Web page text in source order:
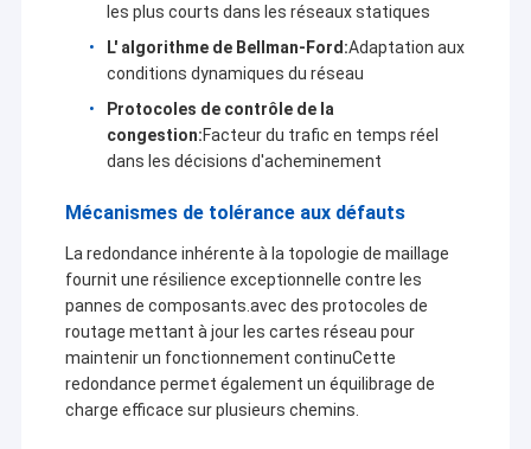
les plus courts dans les réseaux statiques
L' algorithme de Bellman-Ford:Adaptation aux
conditions dynamiques du réseau
Protocoles de contrôle de la
congestion:Facteur du trafic en temps réel
dans les décisions d'acheminement
Mécanismes de tolérance aux défauts
La redondance inhérente à la topologie de maillage
fournit une résilience exceptionnelle contre les
pannes de composants.avec des protocoles de
routage mettant à jour les cartes réseau pour
maintenir un fonctionnement continuCette
redondance permet également un équilibrage de
charge efficace sur plusieurs chemins.
géométrie, finance, métallurgie/industrie chimique et
industriels,réseaux Ethernet sans fil industriels, la
transmission vidéo à longue distance, les
drones/navires sans pilote/véhicules sans pilote et la
liaison de données sans fil multi-pathes contrôlée par